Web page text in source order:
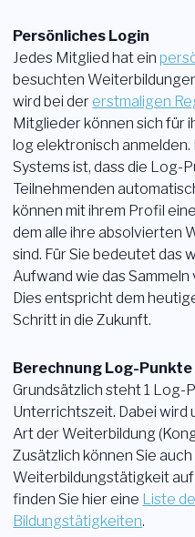
Persönliches Login
Jedes Mitglied hat ein
besuchten
wird bei der erstmaligen
Mitglieder können sich für
log elektronisch
Systems ist, dass die Log-
Teilnehmenden
können mit ihrem Profil
dem alle ihre absolvierten
sind. Für Sie bedeutet das
Aufwand wie das
Dies entspricht dem
Schritt in die Zukunft.
Berechnung Log-Punkte
Grundsätzlich steht 1 Log-
Unterrichtszeit. Dabei
Art der Weiterbildung
Zusätzlich können Sie
Weiterbildungstätigkeit
finden Sie hier eine Liste
Bildungstätigkeiten.